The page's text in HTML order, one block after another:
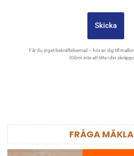
Skicka
Får du inget bekräftelsemail – hör av dig till
(Glöm inte att titta i din
FRÅGA